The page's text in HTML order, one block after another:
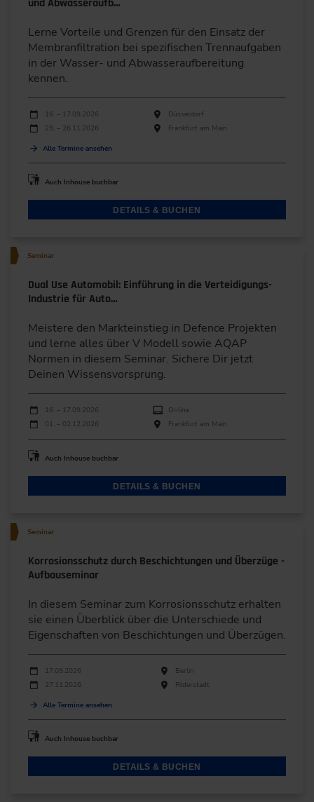
und Abwasseraufb…
Lerne Vorteile und Grenzen für den Einsatz der
Membranfiltration bei spezifischen Trennaufgaben
in der Wasser- und Abwasseraufbereitung
kennen.
Durchführungen
Veranstaltungsdatum Veranstaltungsort
16. – 17.09.2026
Düsseldorf
25. – 26.11.2026
Frankfurt am Main
Alle Termine ansehen
Auch Inhouse buchbar
DETAILS & BUCHEN
Seminar
Dual Use Automobil: Einführung in die Verteidigungs-
Industrie für Auto…
Meistere den Markteinstieg in Defence Projekten
und lerne alles über V Modell sowie AQAP
Normen in diesem Seminar. Sichere Dir jetzt
Deinen Wissensvorsprung.
Durchführungen
Veranstaltungsdatum Veranstaltungsort
16. – 17.09.2026
Online
01. – 02.12.2026
Frankfurt am Main
Auch Inhouse buchbar
DETAILS & BUCHEN
Seminar
Korrosionsschutz durch Beschichtungen und Überzüge -
Aufbauseminar
In diesem Seminar zum Korrosionsschutz erhalten
sie einen Überblick über die Unterschiede und
Eigenschaften von Beschichtungen und Überzügen.
Durchführungen
Veranstaltungsdatum Veranstaltungsort
17.09.2026
Berlin
27.11.2026
Filderstadt
Alle Termine ansehen
Auch Inhouse buchbar
DETAILS & BUCHEN